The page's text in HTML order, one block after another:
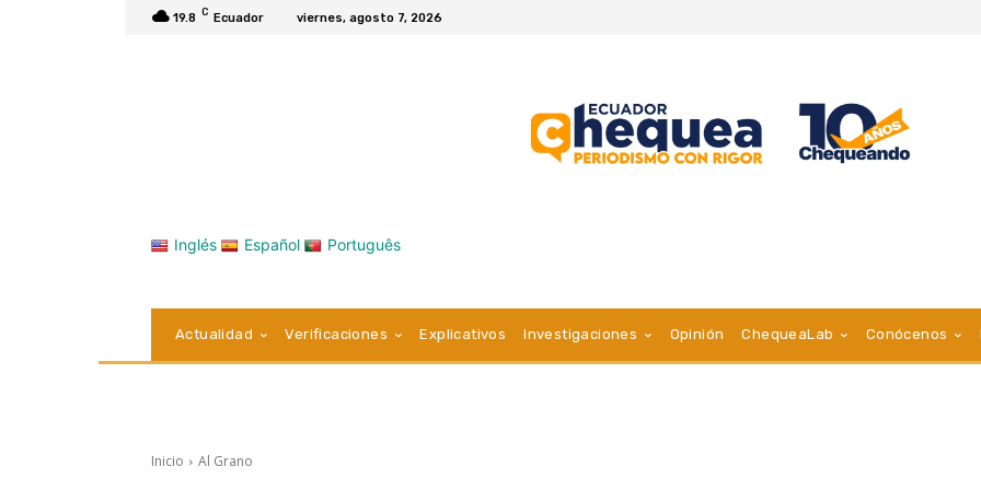
19.8 C Ecuador viernes, agosto 7, 2026
Inglés Español Português
Actualidad Verificaciones Explicativos Investigaciones Opinión ChequeaLab Conócenos
Inicio Al Grano